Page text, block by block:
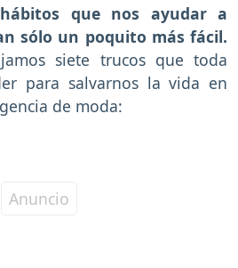
que nos ayudar a
sólo un poquito más fácil.
siete trucos que toda
para salvarnos la vida en
de moda: